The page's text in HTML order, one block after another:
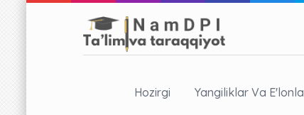
Hozirgi Yangiliklar Va